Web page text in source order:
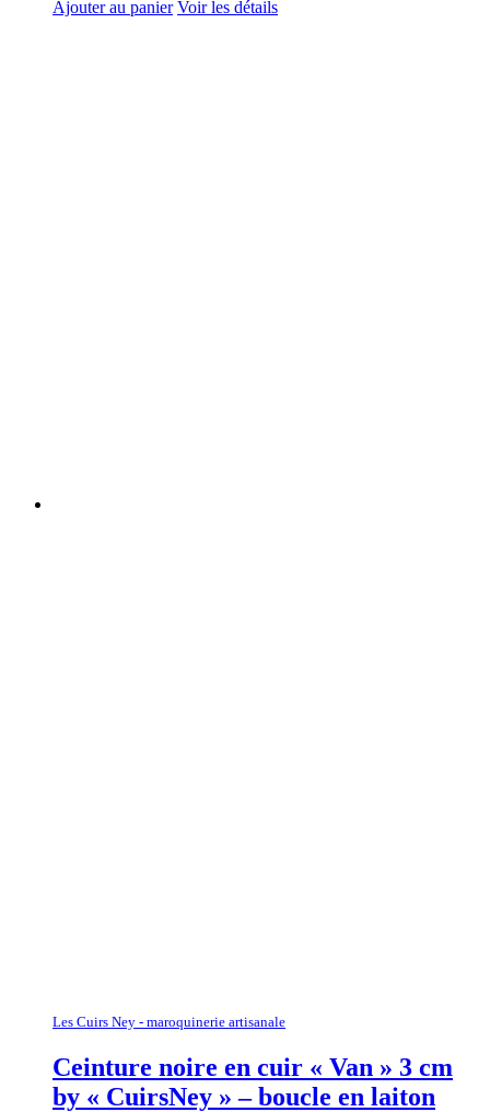
Ajouter au panier Voir les détails
Les Cuirs Ney - maroquinerie artisanale
Ceinture noire en cuir « Van » 3 cm
by « CuirsNey » – boucle en laiton